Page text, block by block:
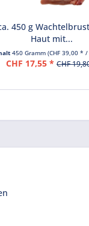
450 g
Haut mit...
450 Gramm (CHF 39,00 * / 1000
CHF 17,55 * CHF